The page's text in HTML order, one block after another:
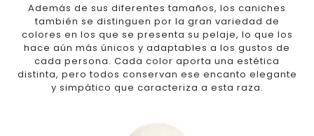
Además de sus diferentes tamaños, los caniches
también se distinguen por la gran variedad de
colores en los que se presenta su pelaje, lo que los
hace aún más únicos y adaptables a los gustos de
cada persona. Cada color aporta una estética
distinta, pero todos conservan ese encanto elegante
y simpático que caracteriza a esta raza.